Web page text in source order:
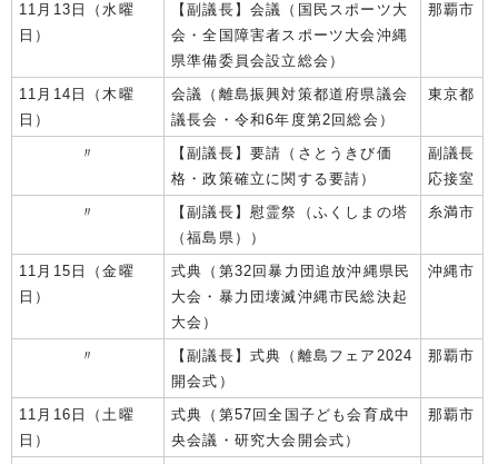
11月13日（水曜
日）
【副議長】会議（国民スポーツ大
会・全国障害者スポーツ大会沖縄
県準備委員会設立総会）
那覇市
11月14日（木曜
日）
会議（離島振興対策都道府県議会
議長会・令和6年度第2回総会）
東京都
〃
【副議長】要請（さとうきび価
格・政策確立に関する要請）
副議長
応接室
〃
【副議長】慰霊祭（ふくしまの塔
（福島県））
糸満市
11月15日（金曜
日）
式典（第32回暴力団追放沖縄県民
大会・暴力団壊滅沖縄市民総決起
大会）
沖縄市
〃
【副議長】式典（離島フェア2024
開会式）
那覇市
11月16日（土曜
日）
式典（第57回全国子ども会育成中
央会議・研究大会開会式）
那覇市